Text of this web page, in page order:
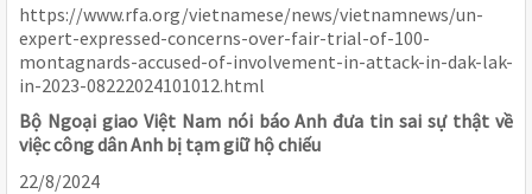
https://www.rfa.org/vietnamese/news/vietnamnews/un-
expert-expressed-concerns-over-fair-trial-of-100-
montagnards-accused-of-involvement-in-attack-in-dak-lak-
in-2023-08222024101012.html
Bộ Ngoại giao Việt Nam nói báo Anh đưa tin sai sự thật về
việc công dân Anh bị tạm giữ hộ chiếu
22/8/2024